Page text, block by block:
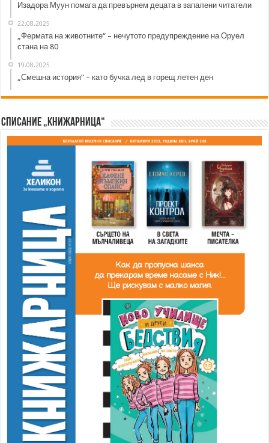
Изадора Муун помага да превърнем децата в запалени читатели
22.08.2025
„Фермата на животните“ – нечутото предупреждение на Оруел
стана на 80
19.08.2025
„Смешна история“ – като бучка лед в горещ летен ден
Списание „Книжарница“